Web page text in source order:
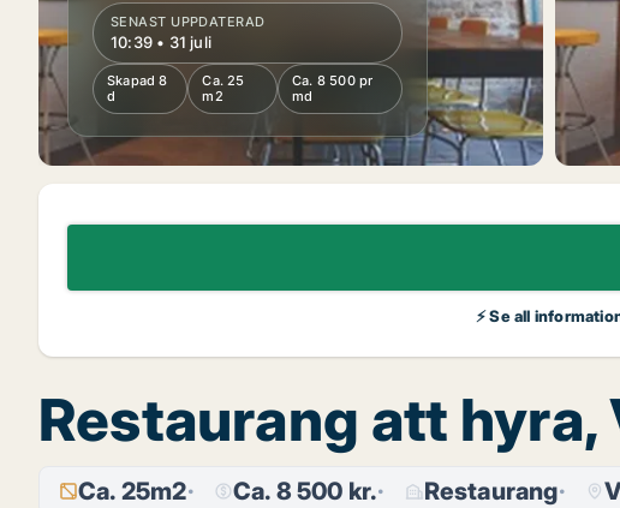
SENAST UPPDATERAD
10:39 • 31 juli
Skapad 8
d
Ca. 25
m2
Ca. 8 500 pr
md
⚡ Se all
Restaurang att
Ca. 25m2 Ca. 8 500 kr. Restaurang